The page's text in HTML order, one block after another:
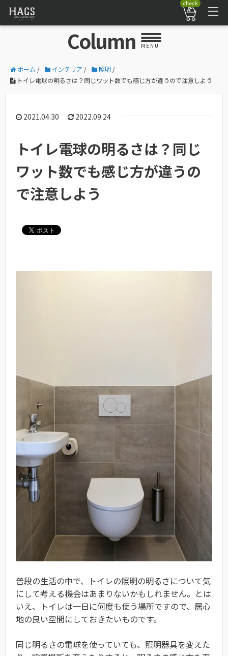
check
Column MENU
ホーム / インテリア / 照明 /
トイレ電球の明るさは？同じワット数でも感じ方が違うので注意しよう
2021.04.30 2022.09.24
トイレ電球の明るさは？同じ
ワット数でも感じ方が違うの
で注意しよう
普段の生活の中で、トイレの照明の明るさについて気
にして考える機会はあまりないかもしれません。とは
いえ、トイレは一日に何度も使う場所ですので、居心
地の良い空間にしておきたいものです。
同じ明るさの電球を使っていても、照明器具を変えた